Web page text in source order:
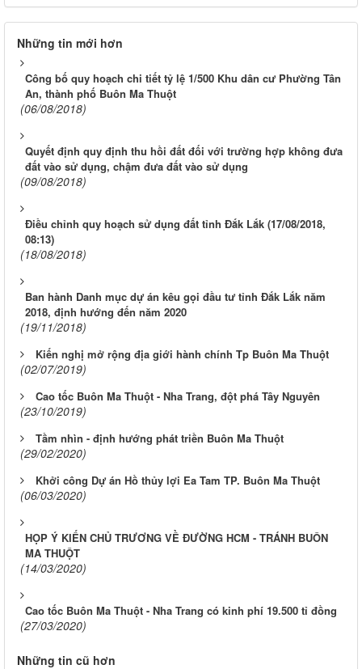
Những tin mới hơn
Công bố quy hoạch chi tiết tỷ lệ 1/500 Khu dân cư Phường Tân
An, thành phố Buôn Ma Thuột
(06/08/2018)
Quyết định quy định thu hồi đất đối với trường hợp không đưa
đất vào sử dụng, chậm đưa đất vào sử dụng
(09/08/2018)
Điều chỉnh quy hoạch sử dụng đất tỉnh Đắk Lắk (17/08/2018,
08:13)
(18/08/2018)
Ban hành Danh mục dự án kêu gọi đầu tư tỉnh Đắk Lắk năm
2018, định hướng đến năm 2020
(19/11/2018)
Kiến nghị mở rộng địa giới hành chính Tp Buôn Ma Thuột
(02/07/2019)
Cao tốc Buôn Ma Thuột - Nha Trang, đột phá Tây Nguyên
(23/10/2019)
Tầm nhìn - định hướng phát triền Buôn Ma Thuột
(29/02/2020)
Khởi công Dự án Hồ thủy lợi Ea Tam TP. Buôn Ma Thuột
(06/03/2020)
HỌP Ý KIẾN CHỦ TRƯƠNG VỀ ĐƯỜNG HCM - TRÁNH BUÔN
MA THUỘT
(14/03/2020)
Cao tốc Buôn Ma Thuột - Nha Trang có kinh phí 19.500 tỉ đồng
(27/03/2020)
Những tin cũ hơn